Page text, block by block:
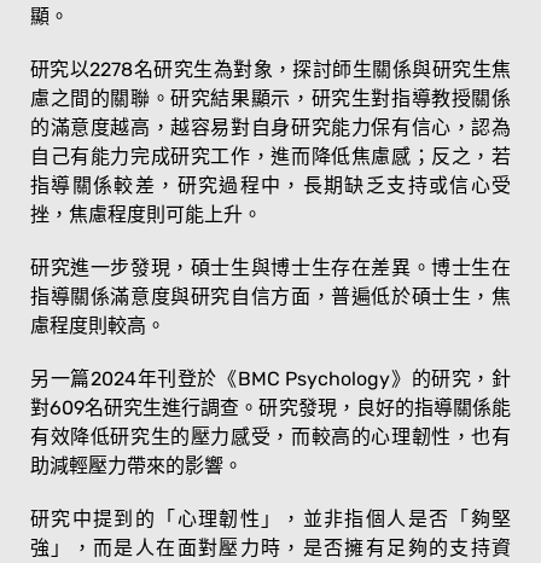
顯。
研究以2278名研究生為對象，探討師生關係與研究生焦
慮之間的關聯。研究結果顯示，研究生對指導教授關係
的滿意度越高，越容易對自身研究能力保有信心，認為
自己有能力完成研究工作，進而降低焦慮感；反之，若
指導關係較差，研究過程中，長期缺乏支持或信心受
挫，焦慮程度則可能上升。
研究進一步發現，碩士生與博士生存在差異。博士生在
指導關係滿意度與研究自信方面，普遍低於碩士生，焦
慮程度則較高。
另一篇2024年刊登於《BMC Psychology》的研究，針
對609名研究生進行調查。研究發現，良好的指導關係能
有效降低研究生的壓力感受，而較高的心理韌性，也有
助減輕壓力帶來的影響。
研究中提到的「心理韌性」，並非指個人是否「夠堅
強」，而是人在面對壓力時，是否擁有足夠的支持資